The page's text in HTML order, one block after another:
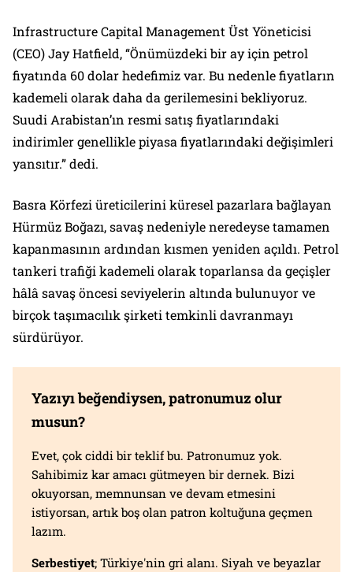
Infrastructure Capital Management Üst Yöneticisi
(CEO) Jay Hatfield, “Önümüzdeki bir ay için petrol
fiyatında 60 dolar hedefimiz var. Bu nedenle fiyatların
kademeli olarak daha da gerilemesini bekliyoruz.
Suudi Arabistan’ın resmi satış fiyatlarındaki
indirimler genellikle piyasa fiyatlarındaki değişimleri
yansıtır.” dedi.
Basra Körfezi üreticilerini küresel pazarlara bağlayan
Hürmüz Boğazı, savaş nedeniyle neredeyse tamamen
kapanmasının ardından kısmen yeniden açıldı. Petrol
tankeri trafiği kademeli olarak toparlansa da geçişler
hâlâ savaş öncesi seviyelerin altında bulunuyor ve
birçok taşımacılık şirketi temkinli davranmayı
sürdürüyor.
Yazıyı beğendiysen, patronumuz olur
musun?
Evet, çok ciddi bir teklif bu. Patronumuz yok.
Sahibimiz kar amacı gütmeyen bir dernek. Bizi
okuyorsan, memnunsan ve devam etmesini
istiyorsan, artık boş olan patron koltuğuna geçmen
lazım.
Serbestiyet; Türkiye'nin gri alanı. Siyah ve beyazlar